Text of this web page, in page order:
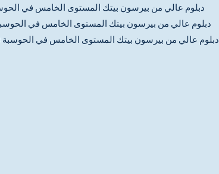
دبلوم عالي من بيرسون بيتك المستوى الخامس في
دبلوم عالي من بيرسون بيتك المستوى الخامس في
دبلوم عالي من بيرسون بيتك المستوى الخامس في